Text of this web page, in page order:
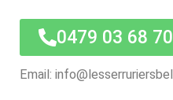
0479 03 68 70
Email: